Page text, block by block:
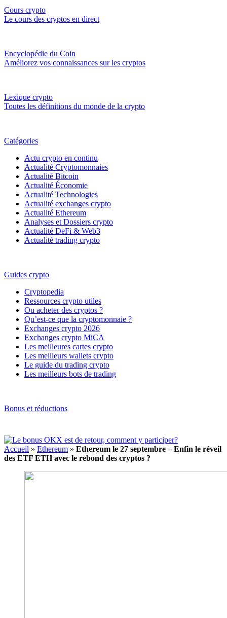
Cours crypto
Le cours des cryptos en direct
Encyclopédie du Coin
Améliorez vos connaissances sur les cryptos
Lexique crypto
Toutes les définitions du monde de la crypto
Catégories
Actu crypto en continu
Actualité Cryptomonnaies
Actualité Bitcoin
Actualité Économie
Actualité Technologies
Actualité exchanges crypto
Actualité Ethereum
Analyses et Dossiers crypto
Actualité DeFi & Web3
Actualité trading crypto
Guides crypto
Cryptopedia
Ressources crypto utiles
Ou acheter des cryptos ?
Qu’est-ce que la cryptomonnaie ?
Exchanges crypto 2026
Exchanges crypto MiCA
Les meilleures cartes crypto
Les meilleurs wallets crypto
Le guide du trading crypto
Les meilleurs bots de trading
Bonus et réductions
Accueil » Ethereum » Ethereum le 27 septembre – Enfin le réveil
des ETF ETH avec le rebond des cryptos ?